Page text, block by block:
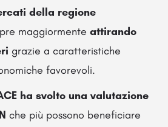
della regione
maggiormente attirando
grazie a caratteristiche
favorevoli.
ha svolto una valutazione
che più possono beneficiare